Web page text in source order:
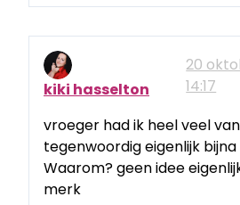
kiki hasselton
20
14:17
vroeger had ik heel veel
tegenwoordig eigenlijk
Waarom? geen idee
merk